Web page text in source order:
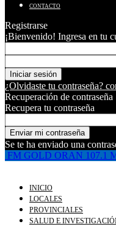
CONTACTO
Registrarse
¡Bienvenido! Ingresa en tu
¿Olvidaste tu contraseña?
Recuperación de contraseña
Recupera tu contraseña
Se te ha enviado una
FM GOLD ORAN 107.1
INICIO
LOCALES
PROVINCIALES
SALUD E